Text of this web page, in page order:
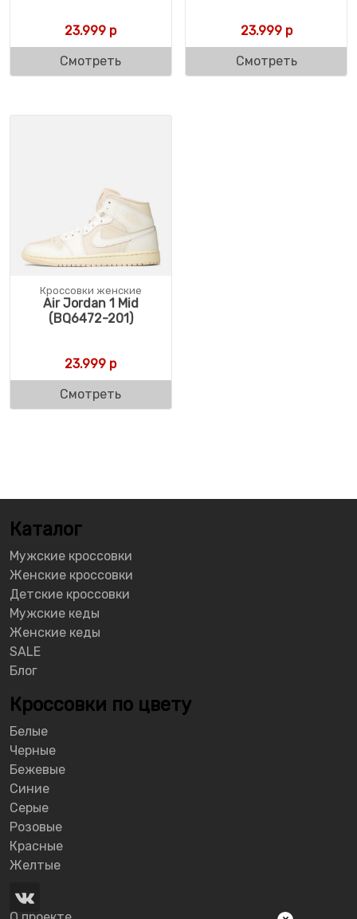
23.999 р
Смотреть
23.999р
Смотреть
Кроссовки женские
Air Jordan 1 Mid
(BQ6472-201)
23.999 р
Смотреть
Каталог
Мужские кроссовки
Женские кроссовки
Детские кроссовки
Мужские кеды
Женские кеды
SALE
Блог
Кроссовки по цвету
Белые
Черные
Бежевые
Синие
Серые
Розовые
Красные
Желтые